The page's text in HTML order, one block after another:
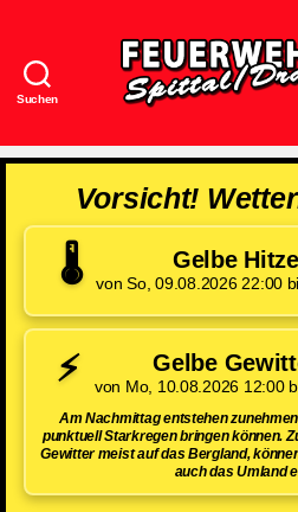
Suchen
Vorsicht!
🌡️ Gelbe
von So, 09.08.2026 22:00
⚡ Gelbe
von Mo, 10.08.2026 12:00
Am Nachmittag entstehen
punktuell Starkregen bringen können.
Gewitter meist auf das Bergland,
auch das Umland